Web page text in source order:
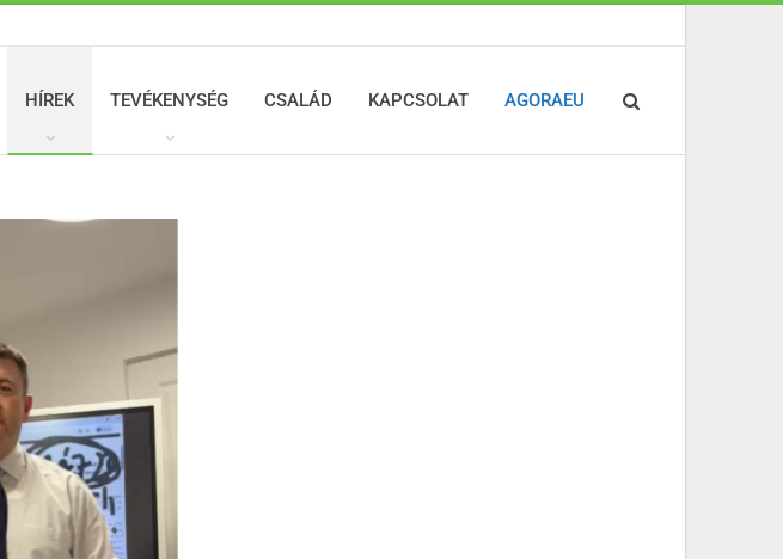
HÍREK TEVÉKENYSÉG CSALÁD KAPCSOLAT AGORAEU